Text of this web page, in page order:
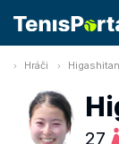
Hráči
27